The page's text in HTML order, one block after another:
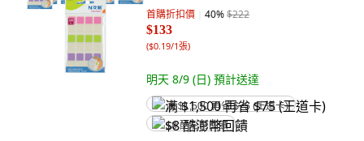
首購折扣價 40%$222
$133
($0.19/1張)
明天 8/9 (日) 預計送達
满 $1,500 再省 $75 (王道卡)
$8 酷澎幣回饋